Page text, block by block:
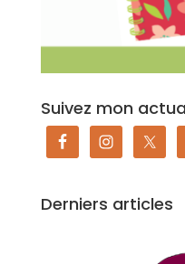
Suivez mon
Derniers articles